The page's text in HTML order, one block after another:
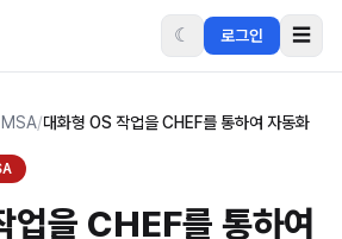
☾ 로그인 ☰
/대화형 OS 작업을 CHEF를 통하여 자동화
업을 CHEF를 통하여